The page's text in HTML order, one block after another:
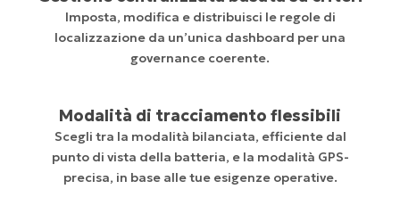
Imposta, modifica e distribuisci le regole di
localizzazione da un’unica dashboard per una
governance coerente.
Modalità di tracciamento flessibili
Scegli tra la modalità bilanciata, efficiente dal
punto di vista della batteria, e la modalità GPS-
precisa, in base alle tue esigenze operative.